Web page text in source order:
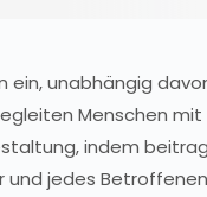
ein, unabhängig
Menschen
indem
und jedes